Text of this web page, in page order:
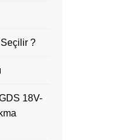
?
18V-